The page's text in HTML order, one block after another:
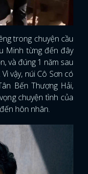
trong chuyện cầu
Minh từng đến đây
và đúng 1 năm sau
vậy, núi Cô Sơn có
Bến Thượng Hải,
chuyện tình của
hôn nhân.